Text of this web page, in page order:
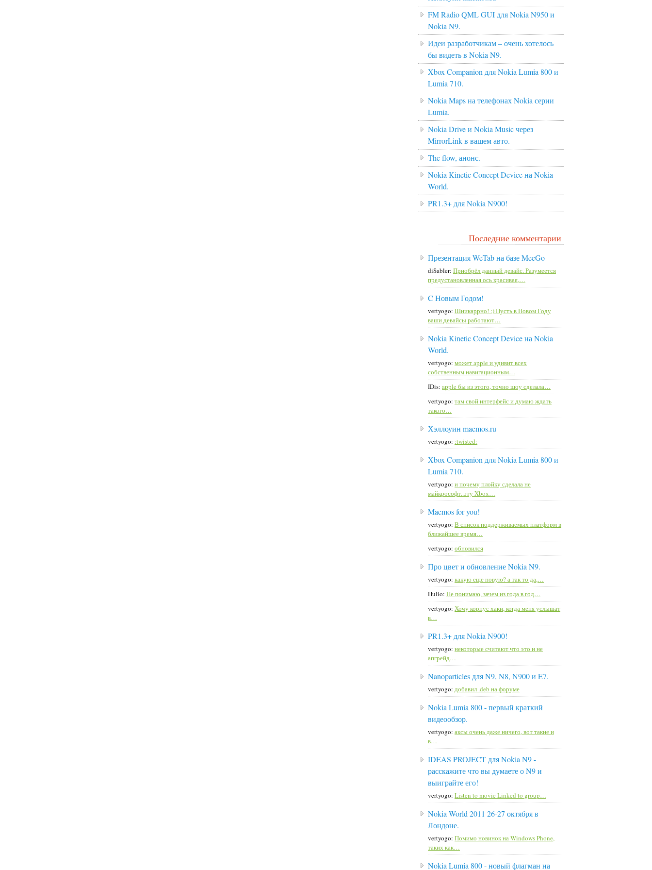
FM Radio QML GUI для Nokia N950 и
Nokia N9.
Идеи разработчикам – очень хотелось
бы видеть в Nokia N9.
Xbox Companion для Nokia Lumia 800 и
Lumia 710.
Nokia Maps на телефонах Nokia серии
Lumia.
Nokia Drive и Nokia Music через
MirrorLink в вашем авто.
The flow, анонс.
Nokia Kinetic Concept Device на Nokia
World.
PR1.3+ для Nokia N900!
Последние комментарии
Презентация WeTab на базе MeeGo
diSabler: Приобрёл данный девайс. Разумеется
предустановленная ось красивая,…
C Новым Годом!
vertyogo: Шиикаррно! :) Пусть в Новом Году
ваши девайсы работают…
Nokia Kinetic Concept Device на Nokia
World.
vertyogo: может apple и удивит всех
собственным навигационным…
IDis: apple бы из этого, точно шоу сделала…
vertyogo: там свой интерфейс и думаю ждать
такого…
Хэллоуин maemos.ru
vertyogo: :twisted:
Xbox Companion для Nokia Lumia 800 и
Lumia 710.
vertyogo: и почему плойку сделала не
майкрософт..эту Xbox…
Maemos for you!
vertyogo: В список поддерживаемых платформ в
ближайшее время…
vertyogo: обновился
Про цвет и обновление Nokia N9.
vertyogo: какую еще новую? а так то да,…
Hulio: Не понимаю, зачем из года в год…
vertyogo: Хочу корпус хаки, когда меня услышат
в…
PR1.3+ для Nokia N900!
vertyogo: некоторые считают что это и не
апгрейд…
Nanoparticles для N9, N8, N900 и E7.
vertyogo: добавил .deb на форуме
Nokia Lumia 800 - первый краткий
видеообзор.
vertyogo: аксы очень даже ничего, вот такие и
в…
IDEAS PROJECT для Nokia N9 -
расскажите что вы думаете о N9 и
выиграйте его!
vertyogo: Listen to movie Linked to group…
Nokia World 2011 26-27 октября в
Лондоне.
vertyogo: Помимо новинок на Windows Phone,
таких как…
Nokia Lumia 800 - новый флагман на